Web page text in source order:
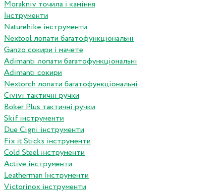
Morakniv точила і каміння
Інструменти
Naturehike інструменти
Nextool лопати багатофункціональні
Ganzo сокири і мачете
Adimanti лопати багатофункціональні
Adimanti сокири
Nextorch лопати багатофункціональні
Сivivi тактичні ручки
Boker Plus тактичні ручки
Skif інструменти
Due Cigni інструменти
Fix it Sticks інструменти
Сold Steel інструменти
Active інструменти
Leatherman Інструменти
Victorinox інструменти